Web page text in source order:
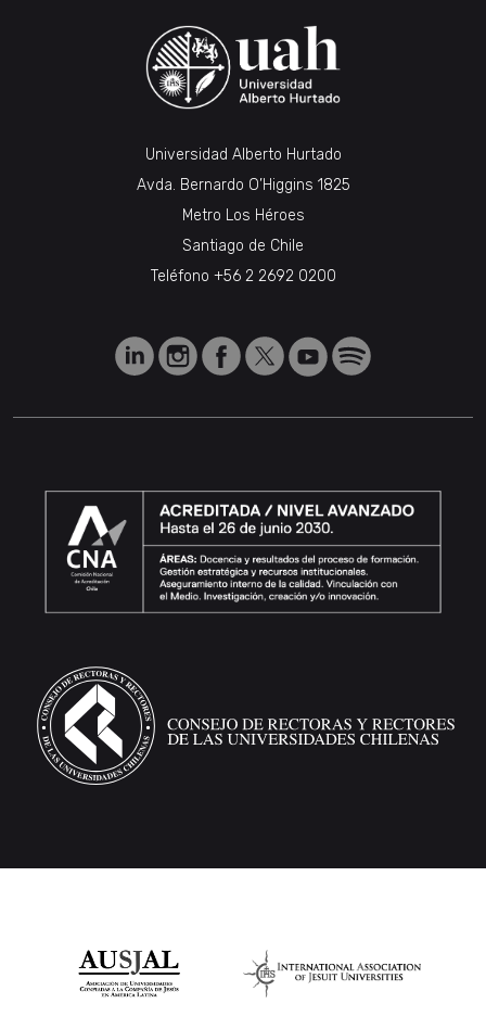
Universidad Alberto Hurtado
Avda. Bernardo O’Higgins 1825
Metro Los Héroes
Santiago de Chile
Teléfono +56 2 2692 0200